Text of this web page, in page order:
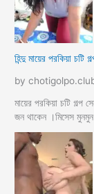
হিন্দু মায়ের পরকিয়া চটি
by
মায়ের পরকিয়া চটি গল্প
জন থাকেন ।মিসেস